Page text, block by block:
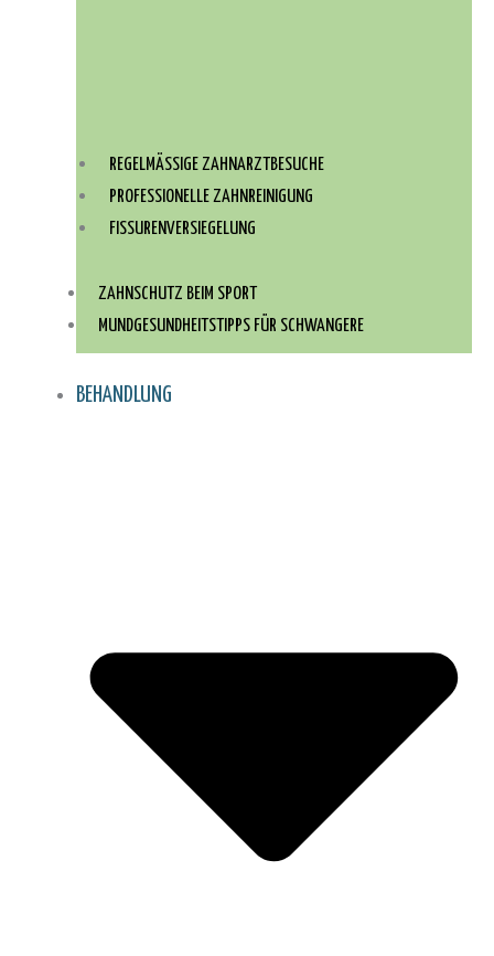
REGELMÄSSIGE ZAHNARZTBESUCHE
PROFESSIONELLE ZAHNREINIGUNG
FISSURENVERSIEGELUNG
ZAHNSCHUTZ BEIM SPORT
MUNDGESUNDHEITSTIPPS FÜR SCHWANGERE
BEHANDLUNG